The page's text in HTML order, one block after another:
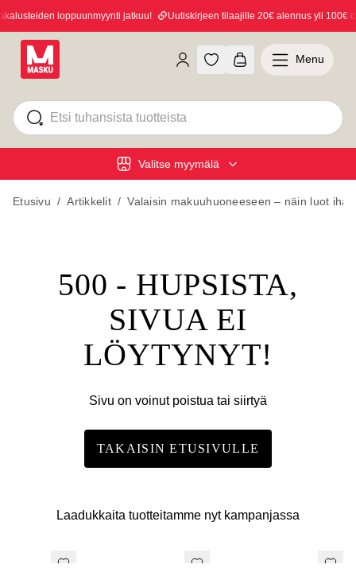
loppuunmyynti jatkuu! Uutiskirjeen tilaajille 20€ alennus yli 100€
Valitse myymälä
Menu
Etusivu / Artikkelit / Valaisin makuuhuoneeseen – näin luot
500 - HUPSISTA,
SIVUA EI
LÖYTYNYT!
Sivu on voinut poistua tai siirtyä
TAKAISIN ETUSIVULLE
Laadukkaita tuotteitamme nyt kampanjassa